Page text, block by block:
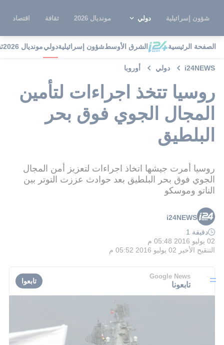
شؤون إسرائيلية دولي مونديال 2026 ثقافة اقتصاد
الصفحة الرئيسية الشرق الأوسطشؤون إسرائيليةدوليمونديال 2026
i24NEWS دولي أوروبا
روسيا تتخذ اجراءات لتأمين
المجال الجوي فوق بحر
البلطيق
روسيا أمرت جيشها اتخاذ اجراءات لتعزيز أمن المجال
الجوي فوق بحر البلطيق بعد حوادث عززت التوتر بين
الناتو وموسكو
i24NEWS
دقيقة 1
02 يوليو 2016 05:48 م
التنقيح الأخير 02 يوليو 2016 05:52 م
Google News
تابعونا تابعوا